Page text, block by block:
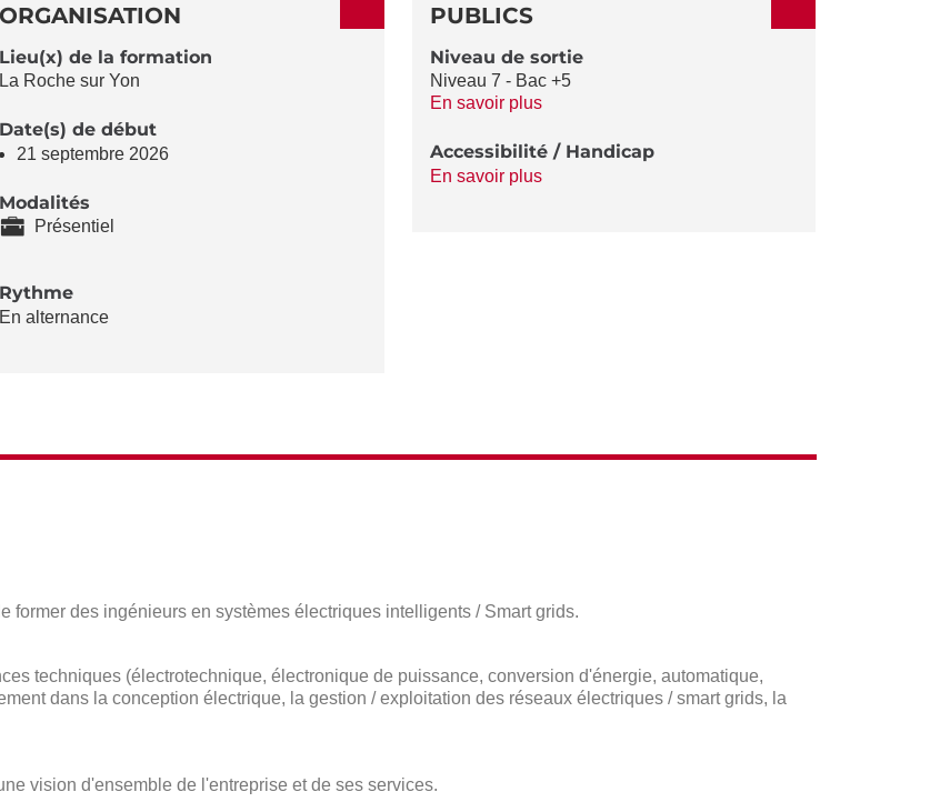
ORGANISATION
Lieu(x) de la formation
La Roche sur Yon
Date(s) de début
21 septembre 2026
Modalités
Présentiel
Rythme
En alternance
PUBLICS
Niveau de sortie
Niveau 7 - Bac +5
En savoir plus
Accessibilité / Handicap
En savoir plus
former des ingénieurs en systèmes électriques intelligents / Smart grids.
techniques (électrotechnique, électronique de puissance, conversion d'énergie, automatique,
dans la conception électrique, la gestion / exploitation des réseaux électriques / smart grids, la
vision d'ensemble de l'entreprise et de ses services.